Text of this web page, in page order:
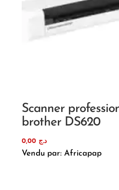
Scanner
brother DS620
د.ج 0,00
Vendu par: Africapap